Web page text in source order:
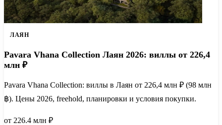
ЛАЯН
Pavara Vhana Collection Лаян 2026: виллы от 226,4
млн ₽
Pavara Vhana Collection: виллы в Лаян от 226,4 млн ₽ (98 млн
฿). Цены 2026, freehold, планировки и условия покупки.
от 226.4 млн ₽